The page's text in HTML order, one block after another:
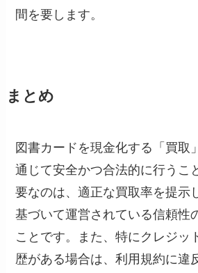
間を要します。
まとめ
図書カードを現金化する「買取
通じて安全かつ合法的に行うこ
要なのは、適正な買取率を提示
基づいて運営されている信頼性
ことです。また、特にクレジッ
歴がある場合は、利用規約に違